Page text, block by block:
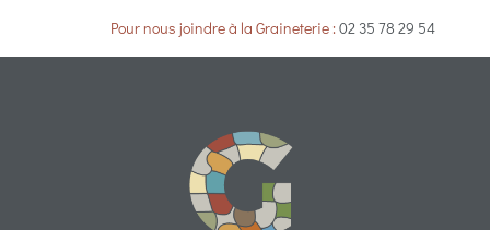
Pour nous joindre à la Graineterie :02 35 78 29 54